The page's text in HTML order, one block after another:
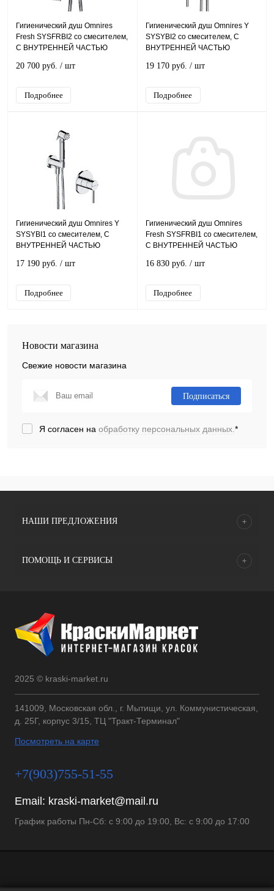
Гигиенический душ Omnires
Fresh SYSFRBI2 со смесителем,
С ВНУТРЕННЕЙ ЧАСТЬЮ
20 700 руб. / шт
Подробнее
Гигиенический душ Omnires Y
SYSYBI2 со смесителем, С
ВНУТРЕННЕЙ ЧАСТЬЮ
19 170 руб. / шт
Подробнее
Гигиенический душ Omnires Y
SYSYBI1 со смесителем, С
ВНУТРЕННЕЙ ЧАСТЬЮ
17 190 руб. / шт
Подробнее
Гигиенический душ Omnires
Fresh SYSFRBI1 со смесителем,
С ВНУТРЕННЕЙ ЧАСТЬЮ
16 830 руб. / шт
Подробнее
Новости магазина
Свежие новости магазина
Подписаться
Я согласен на обработку персональных данных.*
НАШИ ПРЕДЛОЖЕНИЯ
ПОМОЩЬ И СЕРВИСЫ
2025 © kraski-market.ru
141009, Московская обл., г. Мытищи, ул. Коммунистическая,
д. 25Г, корпус 3/15, ТЦ "Тракт-Терминал"
Посмотреть на карте
+7(903)755-51-55
Email: kraski-market@mail.ru
График работы Пн-Сб: с 9:00 до 19:00, Вс: с 9:00 до 17:00